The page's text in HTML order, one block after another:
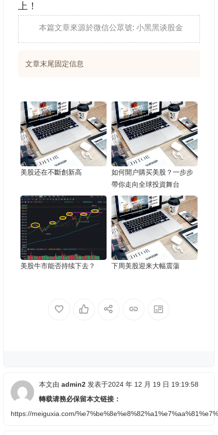
上！
本篇文章來源於微信公眾號: 小黑黑谈股金
文章末尾固定信息
美股还在不斷創新高
如何開户購买美股？一步步
帶你走向全球投資舞台
美股牛市能否持续下去？ 下周美股迎来大幅震蕩
本文由 admin2 发表于2024 年 12 月 19 日 19:19:58
轉载请務必保留本文链接：
https://meiguxia.com/